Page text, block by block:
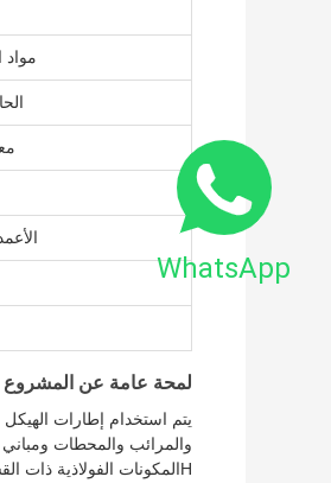
مواد
لمحة عامة عن المشروع
يتم استخدام إطارات
والمرائب والمحطات
Hالمكونات الفولاذية ذات القسم Z و U ، والتي تكملها أنظمة مختلفة من الألواح للأسقف والجدران.
WhatsApp